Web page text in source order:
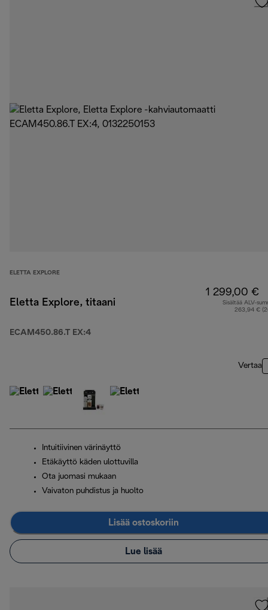
ELETTA EXPLORE
Eletta Explore, titaani
ECAM450.86.T EX:4
1 299,00 €
Sisältää ALV-
263,94 €
Vertaa
Intuitiivinen värinäyttö
Etäkäyttö käden ulottuvilla
Ota juomasi mukaan
Vaivaton puhdistus ja huolto
Lisää ostoskoriin
Lue lisää